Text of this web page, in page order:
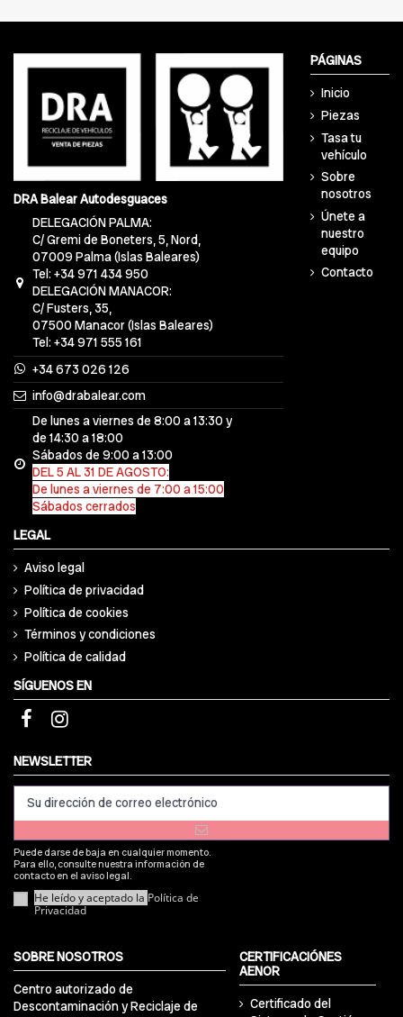
DRA Balear Autodesguaces
DELEGACIÓN PALMA:
C/ Gremi de Boneters, 5, Nord,
07009 Palma (Islas Baleares)
Tel: +34 971 434 950
DELEGACIÓN MANACOR:
C/ Fusters, 35,
07500 Manacor (Islas Baleares)
Tel: +34 971 555 161
+34 673 026 126
info@drabalear.com
De lunes a viernes de 8:00 a 13:30 y
de 14:30 a 18:00
Sábados de 9:00 a 13:00
DEL 5 AL 31 DE AGOSTO:
De lunes a viernes de 7:00 a 15:00
Sábados cerrados
PÁGINAS
Inicio
Piezas
Tasa tu
vehículo
Sobre
nosotros
Únete a
nuestro
equipo
Contacto
LEGAL
Aviso legal
Política de privacidad
Política de cookies
Términos y condiciones
Política de calidad
SÍGUENOS EN
NEWSLETTER
Puede darse de baja en cualquier momento.
Para ello, consulte nuestra información de
contacto en el aviso legal.
He leído y aceptado la Política de
Privacidad
SOBRE NOSOTROS
Centro autorizado de
Descontaminación y Reciclaje de
CERTIFICACIÓNES
AENOR
Certificado del